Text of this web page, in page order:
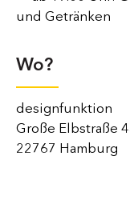
und Getränken
Wo?
designfunktion
Große Elbstraße
22767 Hamburg